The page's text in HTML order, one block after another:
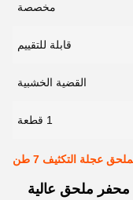
مخصصة
قابلة للتقييم
القضية الخشبية
1 قطعة
عجلة التكثيف 7 طن
محفر ملحق عالية